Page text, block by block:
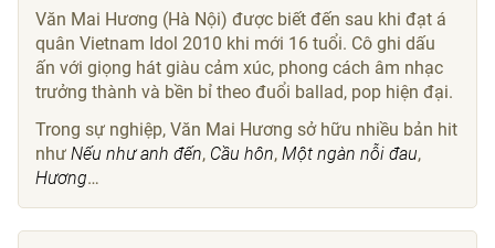
Văn Mai Hương (Hà Nội) được biết đến sau khi đạt á
quân Vietnam Idol 2010 khi mới 16 tuổi. Cô ghi dấu
ấn với giọng hát giàu cảm xúc, phong cách âm nhạc
trưởng thành và bền bỉ theo đuổi ballad, pop hiện đại.
Trong sự nghiệp, Văn Mai Hương sở hữu nhiều bản hit
nhưNếu như anh đến, Cầu hôn,Một ngàn nỗi đau,
Hương…